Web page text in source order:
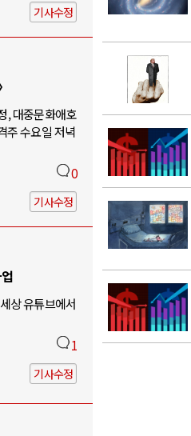
기사수정
, 대중문화애호
주 수요일 저녁
0
기사수정
상 유튜브에서
1
기사수정